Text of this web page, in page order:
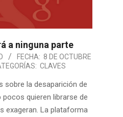
a ninguna parte
FECHA: 8 DE OCTUBRE
CLAVES
sobre la desaparición de
pocos quieren librarse de
exageran. La plataforma